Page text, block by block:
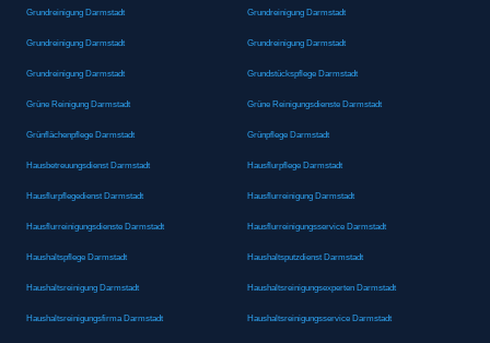
Grundreinigung Darmstadt Grundreinigung Darmstadt
Grundreinigung Darmstadt Grundreinigung Darmstadt
Grundreinigung Darmstadt Grundstückspflege Darmstadt
Grüne Reinigung Darmstadt Grüne Reinigungsdienste Darmstadt
Grünflächenpflege Darmstadt Grünpflege Darmstadt
Hausbetreuungsdienst Darmstadt Hausflurpflege Darmstadt
Hausflurpflegedienst Darmstadt Hausflurreinigung Darmstadt
Hausflurreinigungsdienste Darmstadt Hausflurreinigungsservice Darmstadt
Haushaltspflege Darmstadt Haushaltsputzdienst Darmstadt
Haushaltsreinigung Darmstadt Haushaltsreinigungsexperten Darmstadt
Haushaltsreinigungsfirma Darmstadt Haushaltsreinigungsservice Darmstadt